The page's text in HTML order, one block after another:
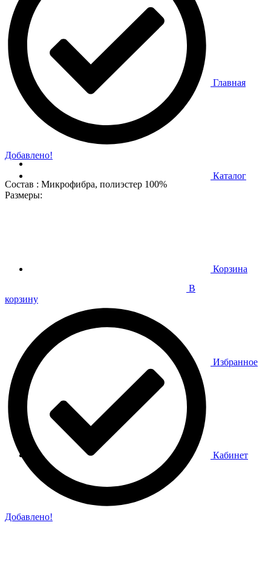
Добавлено!
Состав : Микрофибра, полиэстер 100%
Размеры:
В
корзину
Добавлено!
Главная
Каталог
Корзина
Избранное
Кабинет